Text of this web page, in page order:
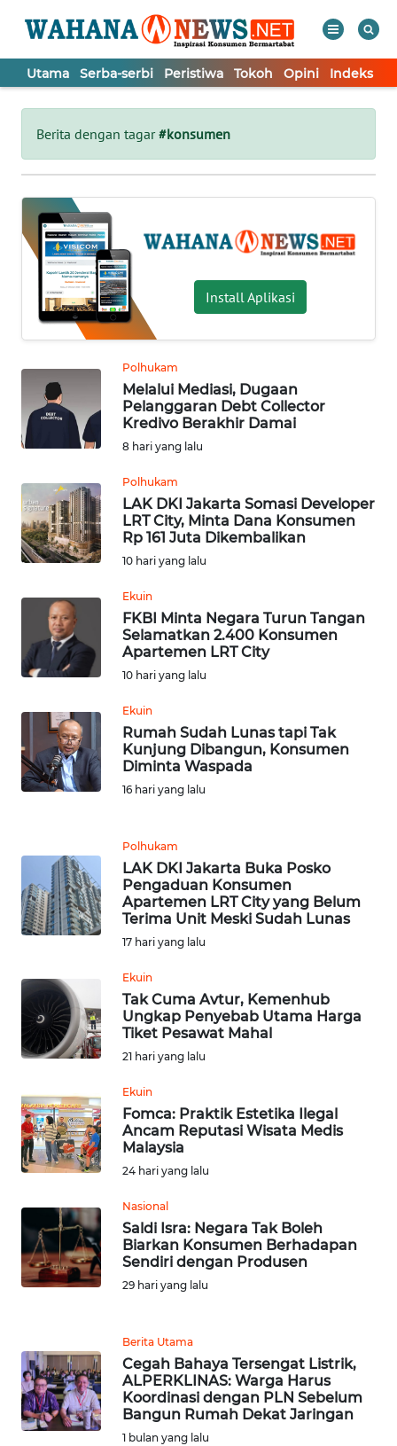
Utama Serba-serbi Peristiwa Tokoh Opini Indeks
Berita dengan tagar#konsumen
Install Aplikasi
Polhukam
Melalui Mediasi, Dugaan
Pelanggaran Debt Collector
Kredivo Berakhir Damai
8 hari yang lalu
Polhukam
LAK DKI Jakarta Somasi Developer
LRT City, Minta Dana Konsumen
Rp 161 Juta Dikembalikan
10 hari yang lalu
Ekuin
FKBI Minta Negara Turun Tangan
Selamatkan 2.400 Konsumen
Apartemen LRT City
10 hari yang lalu
Ekuin
Rumah Sudah Lunas tapi Tak
Kunjung Dibangun, Konsumen
Diminta Waspada
16 hari yang lalu
Polhukam
LAK DKI Jakarta Buka Posko
Pengaduan Konsumen
Apartemen LRT City yang Belum
Terima Unit Meski Sudah Lunas
17 hari yang lalu
Ekuin
Tak Cuma Avtur, Kemenhub
Ungkap Penyebab Utama Harga
Tiket Pesawat Mahal
21 hari yang lalu
Ekuin
Fomca: Praktik Estetika Ilegal
Ancam Reputasi Wisata Medis
Malaysia
24 hari yang lalu
Nasional
Saldi Isra: Negara Tak Boleh
Biarkan Konsumen Berhadapan
Sendiri dengan Produsen
29 hari yang lalu
Berita Utama
Cegah Bahaya Tersengat Listrik,
ALPERKLINAS: Warga Harus
Koordinasi dengan PLN Sebelum
Bangun Rumah Dekat Jaringan
1 bulan yang lalu
Tutup
UTAMA
SERBA-
SERBI
PERISTIWA
TOKOH
OPINI
Informasi
INDEKS
BERITA
KONTAK
KAMI
INFO
IKLAN
TENTANG
PEDOMAN
MEDIA
SIBER
KARIR
DISCLAIMER
News
Regional
WN
WN
JAKARTA
WN
WN
BANTEN
WN
KEPRI